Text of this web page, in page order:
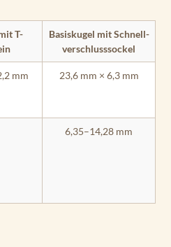
T-
Basiskugel mit Schnell­
verschluss­sockel
mm 23,6 mm × 6,3 mm
6,35–14,28 mm